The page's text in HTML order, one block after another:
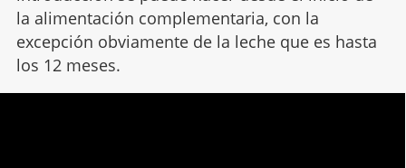
la alimentación complementaria, con la
excepción obviamente de la leche que es hasta
los 12 meses.